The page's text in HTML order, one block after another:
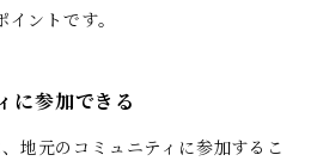
ントです。
に参加できる
元のコミュニティに参加するこ